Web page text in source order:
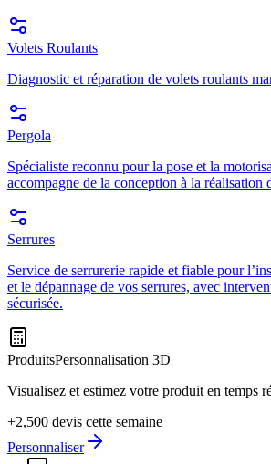
Volets Roulants
Diagnostic et réparation de volets roulants
Pergola
Spécialiste reconnu pour la pose et la
accompagne de la conception à la réalisation
Serrures
Service de serrurerie rapide et fiable pour
et le dépannage de vos serrures, avec
sécurisée.
ProduitsPersonnalisation 3D
Visualisez et estimez votre produit en temps
+2,500 devis cette semaine
Personnaliser